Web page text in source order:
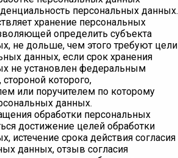
персональных данных.
хранение персональных
определить субъекта
не дольше, чем этого требуют цели
данных, если срок хранения
не установлен федеральным
которого,
или поручителем по которому
данных.
обработки персональных
достижение целей обработки
истечение срока действия согласия
данных, отзыв согласия